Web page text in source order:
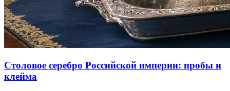
Столовое серебро Российской империи: пробы и
клейма